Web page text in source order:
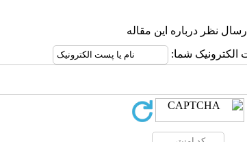
ارسال نظر درباره این مقاله
الکترونیک شما: